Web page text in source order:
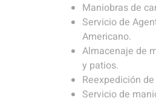
Maniobras de
Servicio de
Americano.
Almacenaje de
y patios.
Reexpedición
Servicio de